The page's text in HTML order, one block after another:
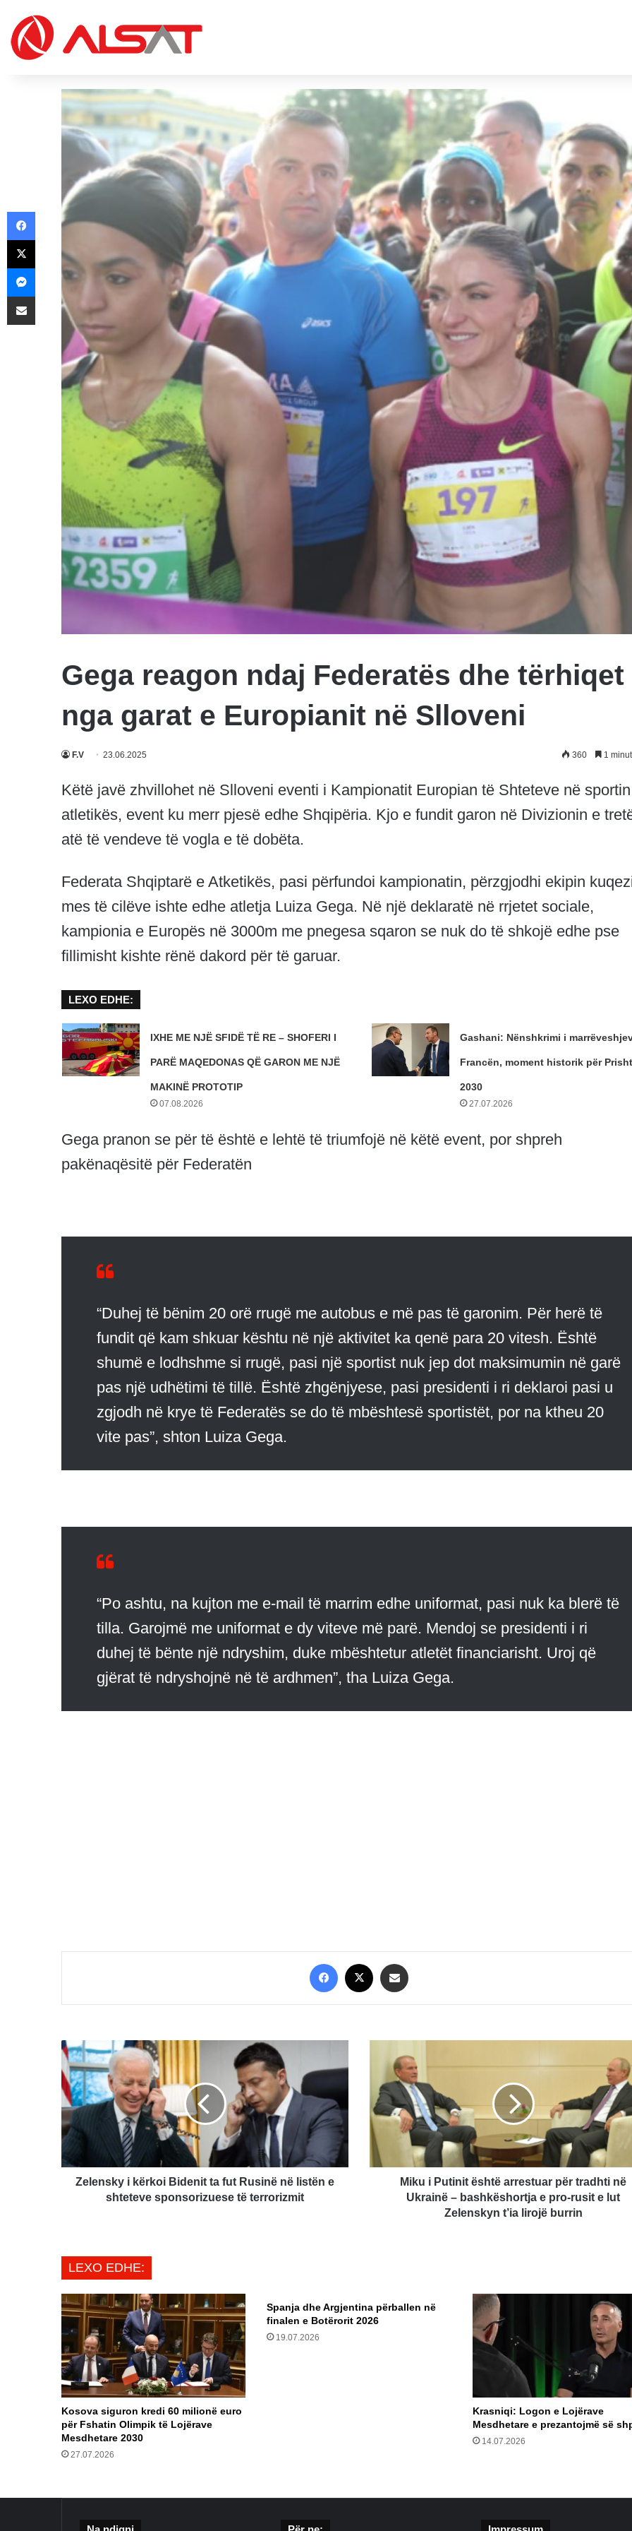
Gega reagon ndaj Federatës dhe tërhiqet
nga garat e Europianit në Slloveni
F.V 23.06.2025 360 1
Këtë javë zhvillohet në Slloveni eventi i Kampionatit Europian të Shteteve në
atletikës, event ku merr pjesë edhe Shqipëria. Kjo e fundit garon në Divizionin e
atë të vendeve të vogla e të dobëta.
Federata Shqiptarë e Atketikës, pasi përfundoi kampionatin, përzgjodhi ekipin
mes të cilëve ishte edhe atletja Luiza Gega. Në një deklaratë në rrjetet sociale,
kampionia e Europës në 3000m me pnegesa sqaron se nuk do të shkojë edhe pse
fillimisht kishte rënë dakord për të garuar.
LEXO EDHE:
IXHE ME NJË SFIDË TË RE – SHOFERI I
PARË MAQEDONAS QË GARON ME NJË
MAKINË PROTOTIP
07.08.2026
Gashani: Nënshkrimi i
Francën, moment historik për
2030
27.07.2026
Gega pranon se për të është e lehtë të triumfojë në këtë event, por shpreh
pakënaqësitë për Federatën
“Duhej të bënim 20 orë rrugë me autobus e më pas të garonim. Për herë të
fundit që kam shkuar kështu në një aktivitet ka qenë para 20 vitesh. Është
shumë e lodhshme si rrugë, pasi një sportist nuk jep dot maksimumin në garë
pas një udhëtimi të tillë. Është zhgënjyese, pasi presidenti i ri deklaroi pasi u
zgjodh në krye të Federatës se do të mbështesë sportistët, por na ktheu 20
vite pas”, shton Luiza Gega.
“Po ashtu, na kujton me e-mail të marrim edhe uniformat, pasi nuk ka blerë të
tilla. Garojmë me uniformat e dy viteve më parë. Mendoj se presidenti i ri
duhej të bënte një ndryshim, duke mbështetur atletët financiarisht. Uroj që
gjërat të ndryshojnë në të ardhmen”, tha Luiza Gega.
Facebook
Zelensky
kërkoi
Bidenit
ta
fut
Rusinë
në
listën
Zelensky i kërkoi Bidenit ta fut Rusinë në listën e
shteteve sponsorizuese të terrorizmit
është
arrestuar
për
tradhti
në
Ukrainë
bashkëshortja
lirojë
Miku i Putinit është arrestuar për tradhti në
Ukrainë – bashkëshortja e pro-rusit e lut
Zelenskyn t’ia lirojë burrin
LEXO EDHE:
Kosova siguron kredi 60 milionë euro
për Fshatin Olimpik të Lojërave
Mesdhetare 2030
27.07.2026
Spanja dhe Argjentina përballen në
finalen e Botërorit 2026
19.07.2026
Krasniqi: Logon e Lojërave
Mesdhetare e prezantojmë së
14.07.2026
Facebook
X
Messenger
Share via Email